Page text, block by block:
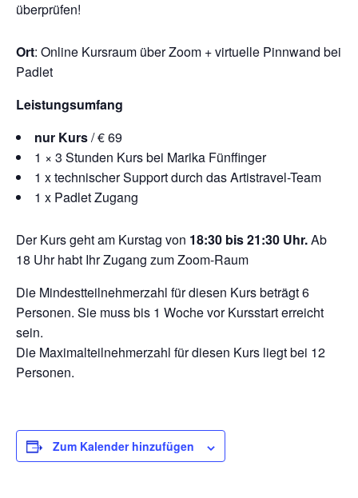
überprüfen!
Ort: Online Kursraum über Zoom + virtuelle Pinnwand bei
Padlet
Leistungsumfang
nur Kurs/ € 69
1 × 3 Stunden Kurs bei Marika Fünffinger
1 x technischer Support durch das Artistravel-Team
1 x Padlet Zugang
Der Kurs geht am Kurstag von 18:30 bis 21:30 Uhr.Ab
18 Uhr habt Ihr Zugang zum Zoom-Raum
Die Mindestteilnehmerzahl für diesen Kurs beträgt 6
Personen. Sie muss bis 1 Woche vor Kursstart erreicht
sein.
Die Maximalteilnehmerzahl für diesen Kurs liegt bei 12
Personen.
Zum Kalender hinzufügen